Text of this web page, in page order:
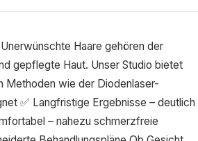
Haare gehören der
gepflegte Haut. Unser Studio bietet
Methoden wie der Diodenlaser-
✅ Langfristige Ergebnisse – deutlich
– nahezu schmerzfreie